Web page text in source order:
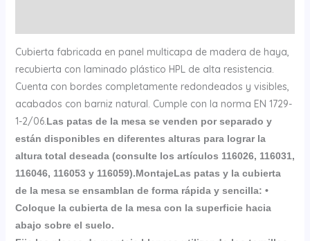
Cubierta fabricada en panel multicapa de madera de haya,
recubierta con laminado plástico HPL de alta resistencia.
Cuenta con bordes completamente redondeados y visibles,
acabados con barniz natural. Cumple con la norma EN 1729-
1-2/06.Las patas de la mesa se venden por separado y
están disponibles en diferentes alturas para lograr la
altura total deseada (consulte los artículos 116026, 116031,
116046, 116053 y 116059).MontajeLas patas y la cubierta
de la mesa se ensamblan de forma rápida y sencilla: •
Coloque la cubierta de la mesa con la superficie hacia
abajo sobre el suelo.